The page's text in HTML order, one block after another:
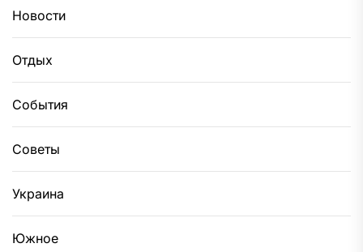
Новости
Отдых
События
Советы
Украина
Южное